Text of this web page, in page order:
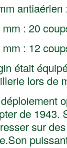
antiaérien
mm : 20
mm : 12
était
lors de
de 1943.
sur